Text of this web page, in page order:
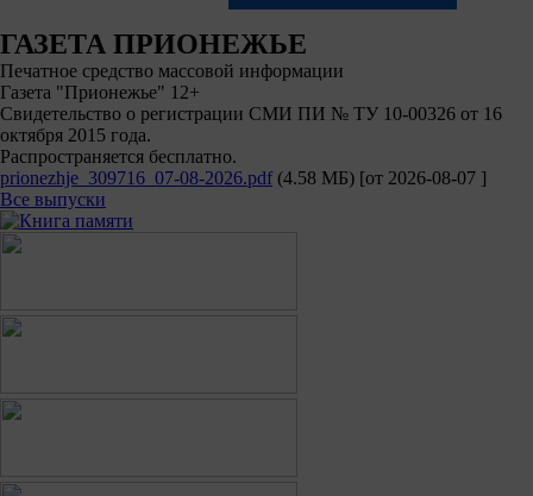
ГАЗЕТА ПРИОНЕЖЬЕ
Печатное средство массовой информации
Газета "Прионежье" 12+
Свидетельство о регистрации СМИ ПИ № ТУ 10-00326 от 16
октября 2015 года.
Распространяется бесплатно.
prionezhje_309716_07-08-2026.pdf (4.58 МБ) [от 2026-08-07 ]
Все выпуски